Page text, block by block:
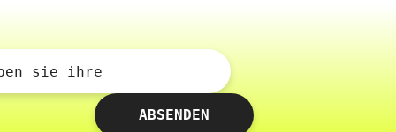
sie ihre
ABSENDEN